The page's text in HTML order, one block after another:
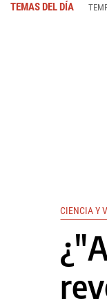
TEMAS DEL DÍA
CIENCIA Y